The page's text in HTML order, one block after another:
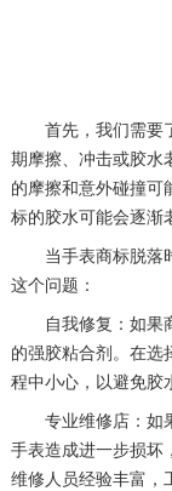
首先，我们需要了
期摩擦、冲击或胶水
的摩擦和意外碰撞可
标的胶水可能会逐渐
当手表商标脱落时
这个问题：
自我修复：如果商
的强胶粘合剂。在选
程中小心，以避免胶
专业维修店：如果
手表造成进一步损坏
维修人员经验丰富，